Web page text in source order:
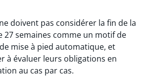
doivent pas considérer la fin de la
27 semaines comme un motif de
mise à pied automatique, et
à évaluer leurs obligations en
au cas par cas.